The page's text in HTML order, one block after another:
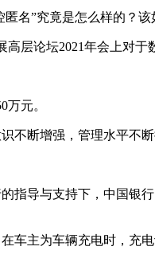
名”究竟是怎么样的？该
层论坛2021年会上对于
元。
不断增强，管理水平不断
指导与支持下，中国
车主为车辆充电时，